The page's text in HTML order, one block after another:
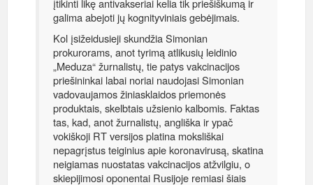
įtikinti likę antivakseriai kelia tik priešiškumą ir
galima abejoti jų kognityviniais gebėjimais.
Kol įsižeidusieji skundžia Simonian
prokurorams, anot tyrimą atlikusių leidinio
„Meduza“ žurnalistų, tie patys vakcinacijos
priešininkai labai noriai naudojasi Simonian
vadovaujamos žiniasklaidos priemonės
produktais, skelbtais užsienio kalbomis. Faktas
tas, kad, anot žurnalistų, angliška ir ypač
vokiškoji RT versijos platina moksliškai
nepagrįstus teiginius apie koronavirusą, skatina
neigiamas nuostatas vakcinacijos atžvilgiu, o
skiepijimosi oponentai Rusijoje remiasi šiais